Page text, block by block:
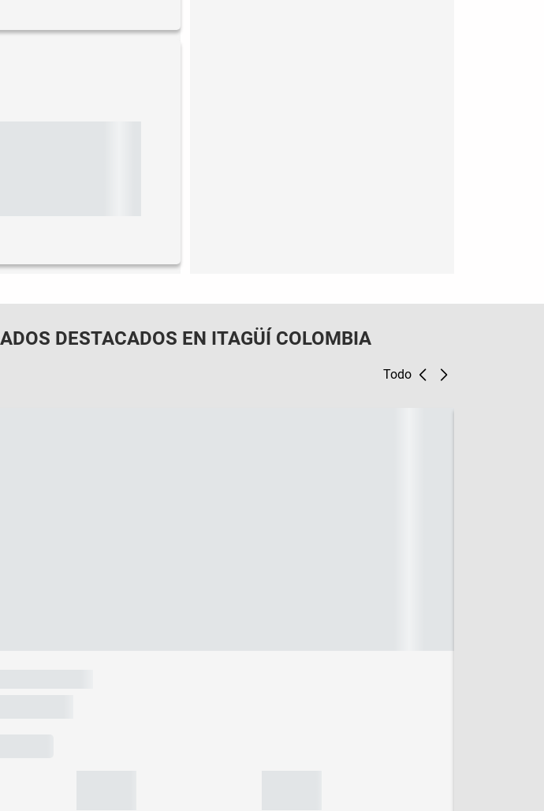
DESTACADOS EN ITAGÜÍ COLOMBIA
Todo